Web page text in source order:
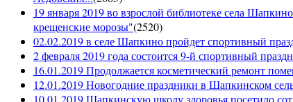
19 января 2019 во взрослой библиотеке села
крещенские морозы"(2520)
02.02.2019 в селе Шапкино пройдет спортивный
2 февраля 2019 года состоится 9-й спортивный
16.01.2019 Продолжается косметический ремонт
12.01.2019 Новогодние праздники в Шапкинском
10.01.2019 Шапкинскую школу здоровья посетило